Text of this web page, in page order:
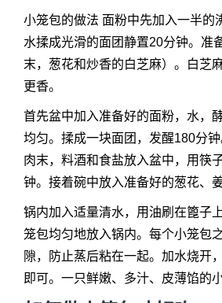
小笼包的做法 面粉中先加入一半的
水揉成光滑的面团静置20分钟。准
末，葱花和炒香的白芝麻）。白芝
更香。
首先盆中加入准备好的面粉，水，
均匀。揉成一块面团，发醒180分
肉末，料酒和食盐放入盆中，用筷
钟。接着碗中放入准备好的葱花、
锅内加入适量清水，用油刷在篦子
笼包均匀地放入锅内。每个小笼包
隙，防止蒸后粘在一起。加水烧开
即可。一只鲜嫩、多汁、皮薄馅的